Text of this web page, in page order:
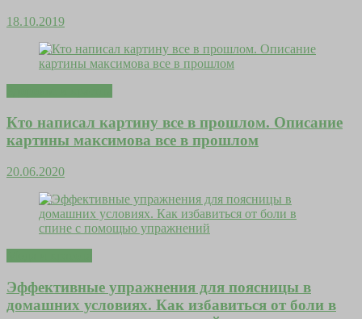
18.10.2019
Кто написал картину все в прошлом. Описание
картины максимова все в прошлом
20.06.2020
Эффективные упражнения для поясницы в
домашних условиях. Как избавиться от боли в